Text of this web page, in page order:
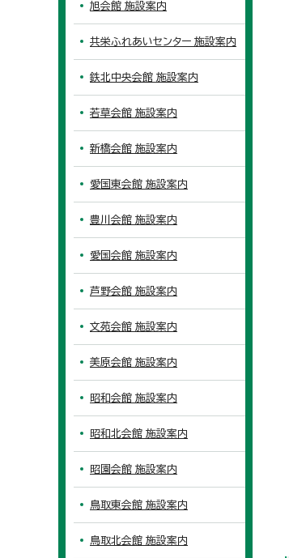
旭会館 施設案内
共栄ふれあいセンター 施設案内
鉄北中央会館 施設案内
若草会館 施設案内
新橋会館 施設案内
愛国東会館 施設案内
豊川会館 施設案内
愛国会館 施設案内
芦野会館 施設案内
文苑会館 施設案内
美原会館 施設案内
昭和会館 施設案内
昭和北会館 施設案内
昭園会館 施設案内
鳥取東会館 施設案内
鳥取北会館 施設案内